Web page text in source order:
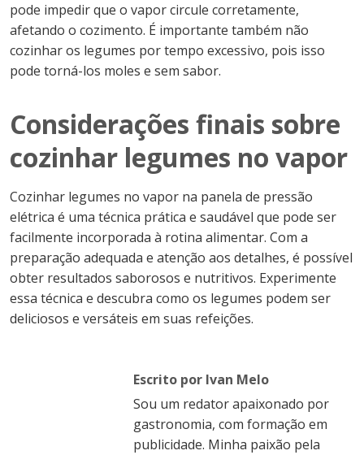
pode impedir que o vapor circule corretamente,
afetando o cozimento. É importante também não
cozinhar os legumes por tempo excessivo, pois isso
pode torná-los moles e sem sabor.
Considerações finais sobre
cozinhar legumes no vapor
Cozinhar legumes no vapor na panela de pressão
elétrica é uma técnica prática e saudável que pode ser
facilmente incorporada à rotina alimentar. Com a
preparação adequada e atenção aos detalhes, é possível
obter resultados saborosos e nutritivos. Experimente
essa técnica e descubra como os legumes podem ser
deliciosos e versáteis em suas refeições.
Escrito por Ivan Melo
Sou um redator apaixonado por
gastronomia, com formação em
publicidade. Minha paixão pela